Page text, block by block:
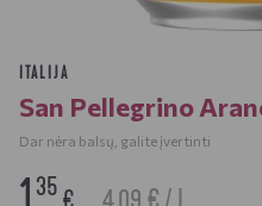
ITALIJA
San Pellegrino
Dar nėra balsų, galite įvertinti
35